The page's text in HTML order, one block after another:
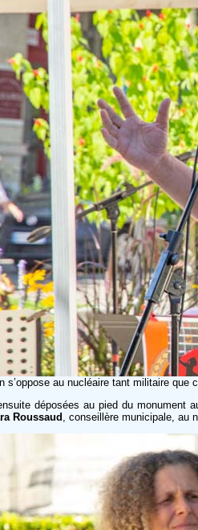
s’oppose au nucléaire tant militaire
déposées au pied du monument
Roussaud , conseillère municipale, au